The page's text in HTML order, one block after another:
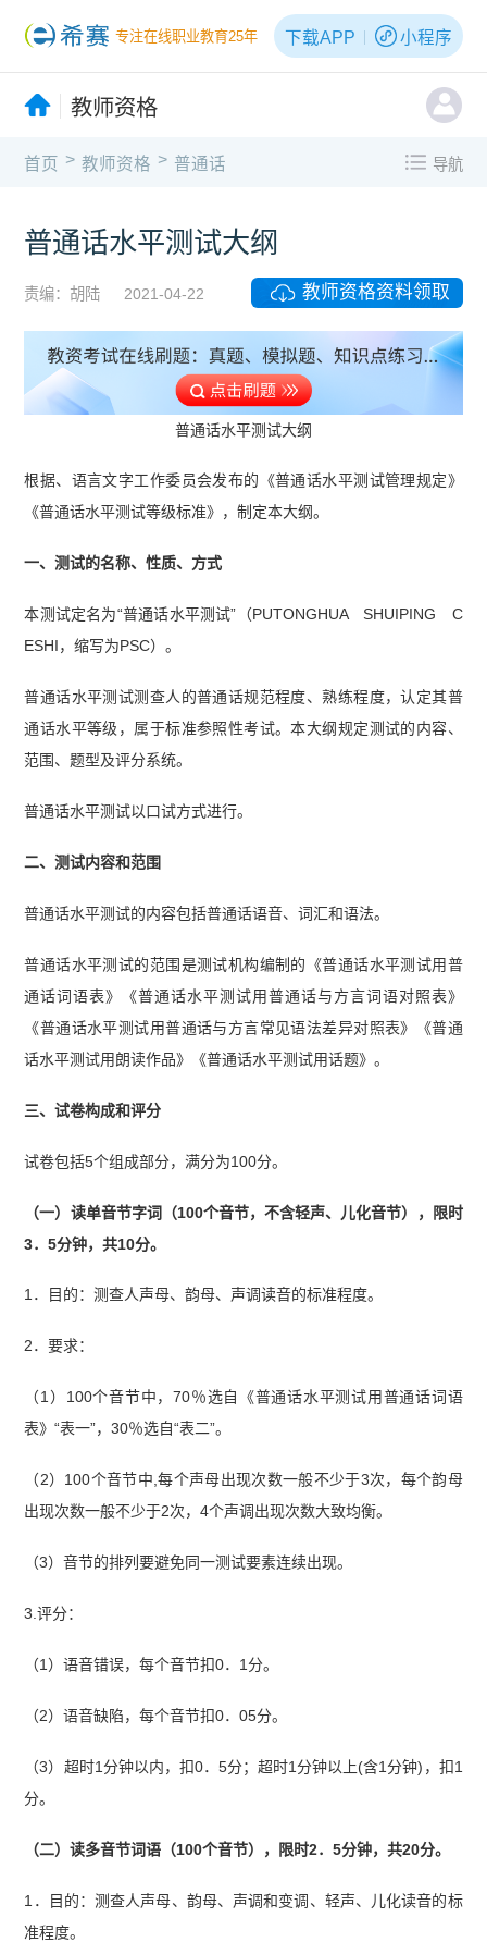
专注在线职业教育25年 下载APP 小程序
教师资格
首页 > 教师资格 > 普通话 导航
普通话水平测试大纲
责编：胡陆 2021-04-22 教师资格资料领取
普通话水平测试大纲
根据、语言文字工作委员会发布的《普通话水平测试管理规定》
《普通话水平测试等级标准》，制定本大纲。
一、测试的名称、性质、方式
本测试定名为“普通话水平测试”（PUTONGHUA SHUIPING C
ESHI，缩写为PSC）。
普通话水平测试测查人的普通话规范程度、熟练程度，认定其普
通话水平等级，属于标准参照性考试。本大纲规定测试的内容、
范围、题型及评分系统。
普通话水平测试以口试方式进行。
二、测试内容和范围
普通话水平测试的内容包括普通话语音、词汇和语法。
普通话水平测试的范围是测试机构编制的《普通话水平测试用普
通话词语表》《普通话水平测试用普通话与方言词语对照表》
《普通话水平测试用普通话与方言常见语法差异对照表》《普通
话水平测试用朗读作品》《普通话水平测试用话题》。
三、试卷构成和评分
试卷包括5个组成部分，满分为100分。
（一）读单音节字词（100个音节，不含轻声、儿化音节），限时
3．5分钟，共10分。
1．目的：测查人声母、韵母、声调读音的标准程度。
2．要求：
（1）100个音节中，70％选自《普通话水平测试用普通话词语
表》“表一”，30％选自“表二”。
（2）100个音节中,每个声母出现次数一般不少于3次，每个韵母
出现次数一般不少于2次，4个声调出现次数大致均衡。
（3）音节的排列要避免同一测试要素连续出现。
3.评分：
（1）语音错误，每个音节扣0．1分。
（2）语音缺陷，每个音节扣0．05分。
（3）超时1分钟以内，扣0．5分；超时1分钟以上(含1分钟)，扣1
分。
（二）读多音节词语（100个音节），限时2．5分钟，共20分。
1．目的：测查人声母、韵母、声调和变调、轻声、儿化读音的标
准程度。